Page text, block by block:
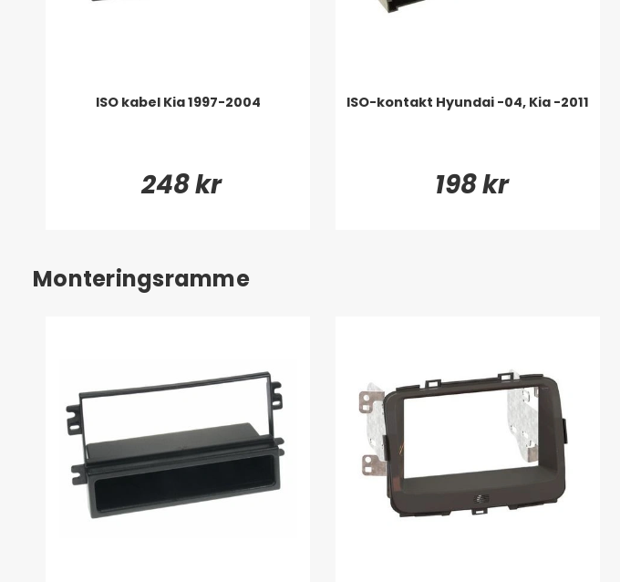
ISO kabel Kia 1997-2004
248 kr
ISO-kontakt Hyundai -04, Kia -2011
198 kr
Monteringsramme